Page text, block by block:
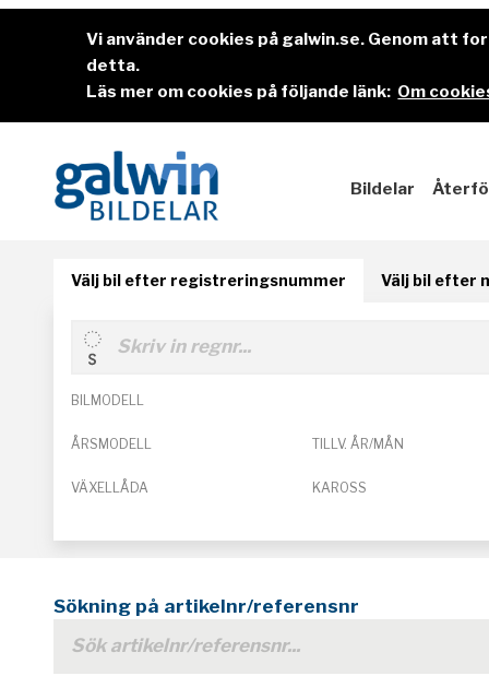
Vi använder cookies på galwin.se. Genom att
detta.
Läs mer om cookies på följande länk: Om
Bildelar
Välj bil efter registreringsnummer Välj bil efter
BILMODELL
ÅRSMODELL TILLV. ÅR/MÅN
VÄXELLÅDA KAROSS
Sökning på artikelnr/referensnr